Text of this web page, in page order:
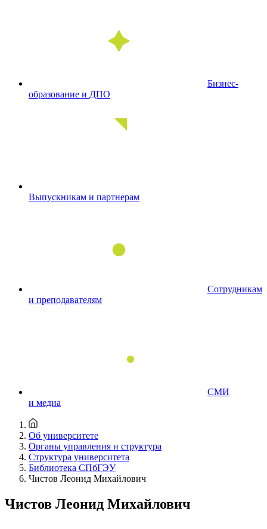
Бизнес-
образование и ДПО
Выпускникам и партнерам
Сотрудникам
и преподавателям
СМИ
и медиа
Об университете
Органы управления и структура
Структура университета
Библиотека СПбГЭУ
Чистов Леонид Михайлович
Чистов Леонид Михайлович